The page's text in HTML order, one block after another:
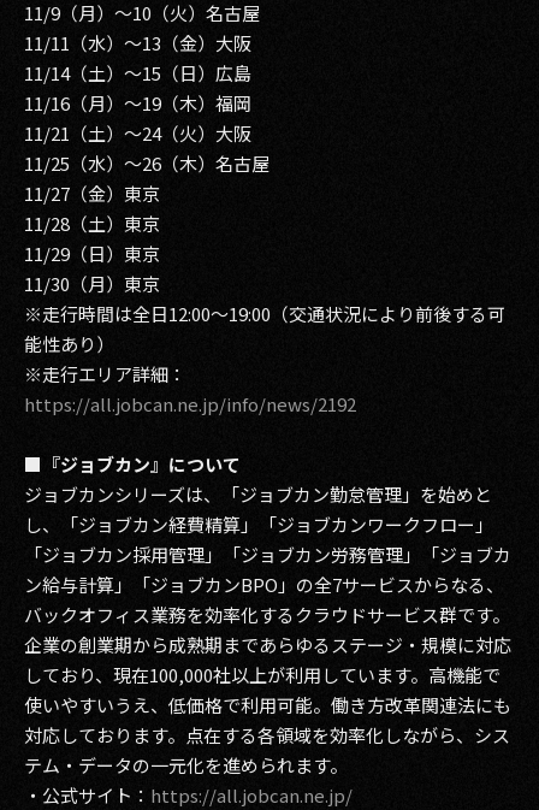
11/9（月）～10（火）名古屋
11/11（水）～13（金）大阪
11/14（土）～15（日）広島
11/16（月）～19（木）福岡
11/21（土）～24（火）大阪
11/25（水）～26（木）名古屋
11/27（金）東京
11/28（土）東京
11/29（日）東京
11/30（月）東京
※走行時間は全日12:00～19:00（交通状況により前後する可
能性あり）
※走行エリア詳細：
https://all.jobcan.ne.jp/info/news/2192
■『ジョブカン』について
ジョブカンシリーズは、「ジョブカン勤怠管理」を始めと
し、「ジョブカン経費精算」「ジョブカンワークフロー」
「ジョブカン採用管理」「ジョブカン労務管理」「ジョブカ
ン給与計算」「ジョブカンBPO」の全7サービスからなる、
バックオフィス業務を効率化するクラウドサービス群です。
企業の創業期から成熟期まであらゆるステージ・規模に対応
しており、現在100,000社以上が利用しています。高機能で
使いやすいうえ、低価格で利用可能。働き方改革関連法にも
対応しております。点在する各領域を効率化しながら、シス
テム・データの一元化を進められます。
・公式サイト： https://all.jobcan.ne.jp/